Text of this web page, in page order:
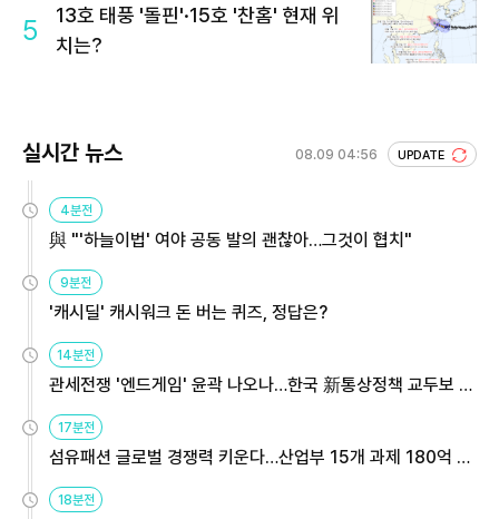
5
13호 태풍 '돌핀'·15호 '찬홈' 현재 위
치는?
실시간 뉴스 08.09 04:56 UPDATE
4분전
與 "'하늘이법' 여야 공동 발의 괜찮아…그것이 협치"
9분전
'캐시딜' 캐시워크 돈 버는 퀴즈, 정답은?
14분전
관세전쟁 '엔드게임' 윤곽 나오나…한국 新통상정책 교두보 활
용해야
17분전
섬유패션 글로벌 경쟁력 키운다…산업부 15개 과제 180억 지
원
18분전